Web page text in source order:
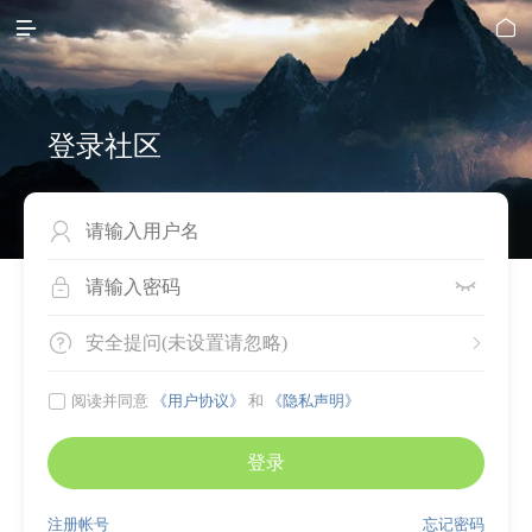
 
登录社区

 
 
安全提问(未设置请忽略)
 阅读并同意 《用户协议》 和 《隐私声明》
登录
忘记密码
注册帐号